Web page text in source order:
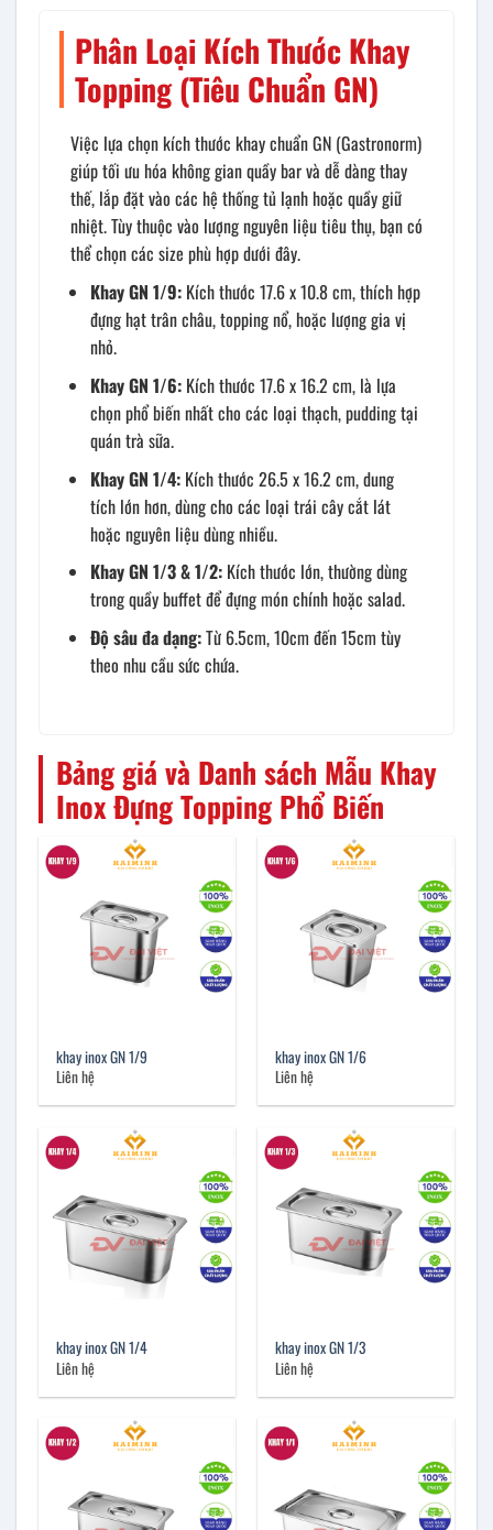
Phân Loại Kích Thước Khay
Topping (Tiêu Chuẩn GN)
Việc lựa chọn kích thước khay chuẩn GN (Gastronorm)
giúp tối ưu hóa không gian quầy bar và dễ dàng thay
thế, lắp đặt vào các hệ thống tủ lạnh hoặc quầy giữ
nhiệt. Tùy thuộc vào lượng nguyên liệu tiêu thụ, bạn có
thể chọn các size phù hợp dưới đây.
Khay GN 1/9: Kích thước 17.6 x 10.8 cm, thích hợp
đựng hạt trân châu, topping nổ, hoặc lượng gia vị
nhỏ.
Khay GN 1/6: Kích thước 17.6 x 16.2 cm, là lựa
chọn phổ biến nhất cho các loại thạch, pudding tại
quán trà sữa.
Khay GN 1/4: Kích thước 26.5 x 16.2 cm, dung
tích lớn hơn, dùng cho các loại trái cây cắt lát
hoặc nguyên liệu dùng nhiều.
Khay GN 1/3 & 1/2: Kích thước lớn, thường dùng
trong quầy buffet để đựng món chính hoặc salad.
Độ sâu đa dạng:Từ 6.5cm, 10cm đến 15cm tùy
theo nhu cầu sức chứa.
Bảng giá và Danh sách Mẫu Khay
Inox Đựng Topping Phổ Biến
khay inox GN 1/9
Liên hệ
khay inox GN 1/6
Liên hệ
khay inox GN 1/4
Liên hệ
khay inox GN 1/3
Liên hệ